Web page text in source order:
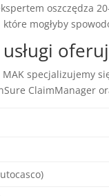
oszczędza
które mogłyby
usługi
MAK specjalizujemy
ClaimManager